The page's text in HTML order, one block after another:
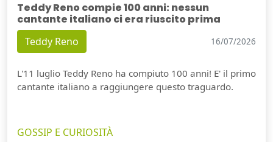
Teddy Reno compie 100 anni: nessun
cantante italiano ci era riuscito prima
Teddy Reno 16/07/2026
L'11 luglio Teddy Reno ha compiuto 100 anni! E' il primo
cantante italiano a raggiungere questo traguardo.
GOSSIP E CURIOSITÀ